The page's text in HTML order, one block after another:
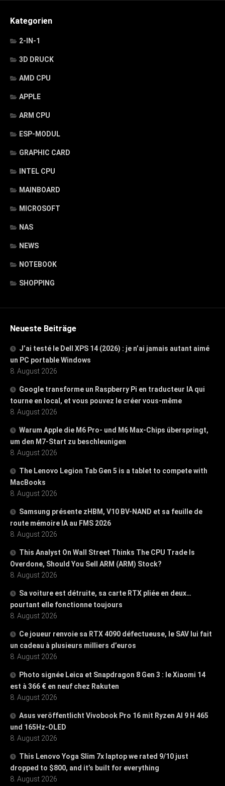
Kategorien
2-IN-1
3D DRUCK
AMD CPU
APPLE
ARM CPU
ESP-MODUL
GRAPHIC CARD
INTEL CPU
MAINBOARD
MICROSOFT
NAS
NEWS
NOTEBOOK
SHOPPING
Neueste Beiträge
J’ai testé le Dell XPS 14 (2026) : je n’ai jamais autant aimé
un PC portable Windows
8. August 2026
Google transforme un Raspberry Pi en traducteur IA qui
tourne en local, et vous pouvez le créer vous-même
8. August 2026
Warum Apple die M6 Pro- und M6 Max-Chips überspringt,
um den M7-Start zu beschleunigen
8. August 2026
The Lenovo Legion Tab Gen 5 is a tablet to compete with
MacBooks
8. August 2026
Samsung présente zHBM, V10 BV-NAND et sa feuille de
route mémoire IA au FMS 2026
8. August 2026
This Analyst On Wall Street Thinks The CPU Trade Is
Overdone, Should You Sell ARM (ARM) Stock?
8. August 2026
Sa voiture est détruite, sa carte RTX pliée en deux…
pourtant elle fonctionne toujours
8. August 2026
Ce joueur renvoie sa RTX 4090 défectueuse, le SAV lui fait
un cadeau à plusieurs milliers d’euros
8. August 2026
Photo signée Leica et Snapdragon 8 Gen 3 : le Xiaomi 14
est à 366 € en neuf chez Rakuten
8. August 2026
Asus veröffentlicht Vivobook Pro 16 mit Ryzen AI 9 H 465
und 165Hz-OLED
8. August 2026
This Lenovo Yoga Slim 7x laptop we rated 9/10 just
dropped to $800, and it’s built for everything
8. August 2026